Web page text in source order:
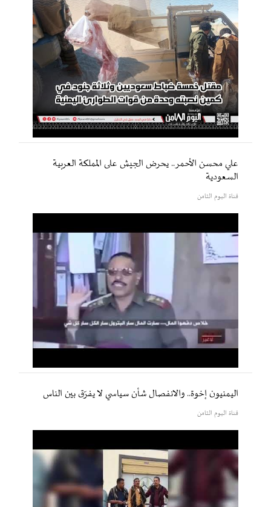
علي محسن الأحمر.. يحرض الجيش على المملكة العربية
السعودية
قناة اليوم الثامن
اليمنيون إخوة.. والانفصال شأن سياسي لا يفرّق بين الناس
قناة اليوم الثامن